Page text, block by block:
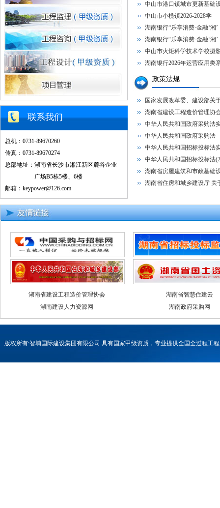
联系我们
总机：0731-89670260
传真：0731-89670274
总部地址：湖南省长沙市湘江新区麓谷企业
广场B5栋5楼、6楼
邮箱：keypower@126.com
中山市港口镇城市更新基础
中山市小榄镇2026-2028学
湖南银行“乐享消费·金融‘湘’
湖南银行“乐享消费·金融‘湘’
中山市火炬科学技术学校摄
湖南银行2026年运营应用类
政策法规
国家发展改革委、建设部关
湖南省建设工程造价管理协
中华人民共和国政府采购法
中华人民共和国政府采购法
中华人民共和国招标投标法
中华人民共和国招标投标法
湖南省房屋建筑和市政基础
湖南省住房和城乡建设厅 关
湖南省建设工程造价管理协会
湖南省智慧住建云
湖南建设人力资源网
湖南政府采购网
版权所有:智埔国际建设集团有限公司 具有国家甲级资质，专业提供全国全过程